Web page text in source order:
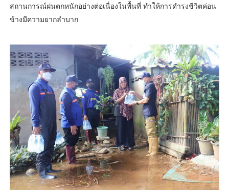
สถานการณ์ฝนตกหนักอย่างต่อเนื่องในพื้นที่ ทำให้การดำรงชีวิตค่อน
ข้างมีความยากลำบาก